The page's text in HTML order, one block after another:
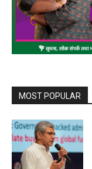
MOST POPULAR